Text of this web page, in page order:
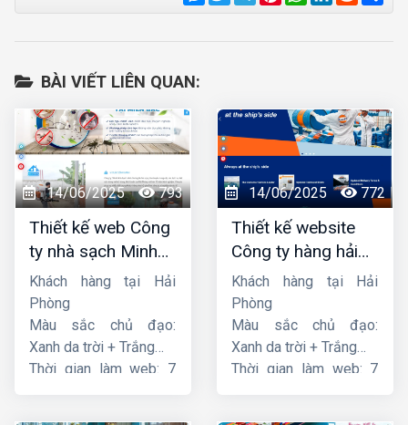
BÀI VIẾT LIÊN QUAN:
14/06/2025 793
Thiết kế web Công
ty nhà sạch Minh
Dương
Khách hàng tại Hải
Phòng
Màu sắc chủ đạo:
Xanh da trời + Trắng
Thời gian làm web: 7
14/06/2025 772
Thiết kế website
Công ty hàng hải
liên minh
Khách hàng tại Hải
Phòng
Màu sắc chủ đạo:
Xanh da trời + Trắng
Thời gian làm web: 7